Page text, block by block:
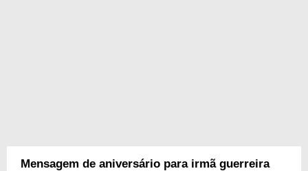
Mensagem de aniversário para irmã guerreira